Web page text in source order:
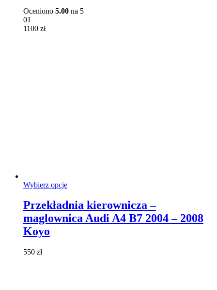
na
Oceniono 5.00 na 5
01
1100 zł
Wybierz opcjeTen
ma
wiele
wariantów.
Przekładnia kierownicza –
maglownica Audi A4 B7 2004 – 2008
Koyo
550 zł